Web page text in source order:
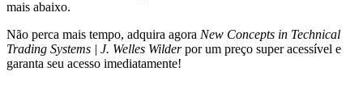
mais abaixo.
Não perca mais tempo, adquira agora New Concepts in Technical
Trading Systems | J. Welles Wilderpor um preço super acessível e
garanta seu acesso imediatamente!